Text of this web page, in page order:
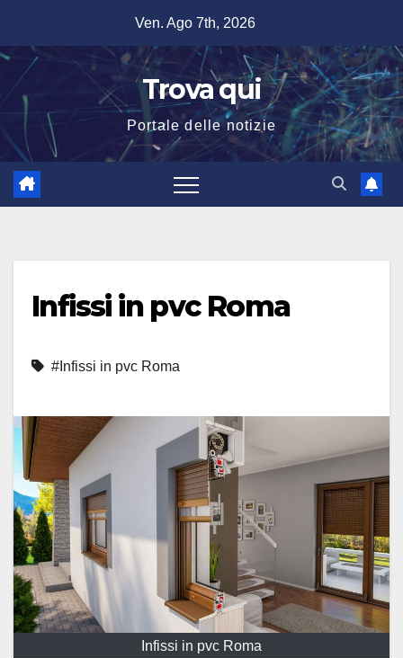
contenuto
Ven. Ago 7th, 2026
Trova qui
Portale delle notizie
Infissi in pvc Roma
#Infissi in pvc Roma
Infissi in pvc Roma